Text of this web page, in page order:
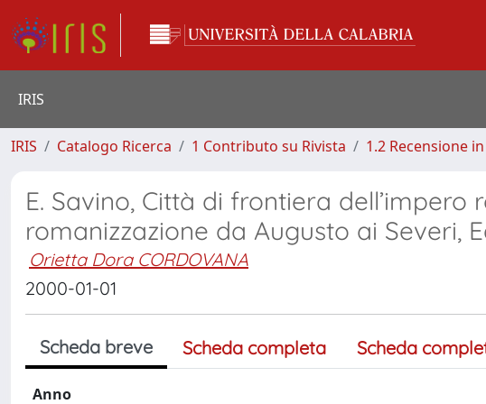
IRIS
IRIS Catalogo Ricerca 1 Contributo su Rivista 1.2 Recensione
E. Savino, Città di frontiera dell’impero
romanizzazione da Augusto ai Severi,
Orietta Dora CORDOVANA
2000-01-01
Scheda breve Scheda completa Scheda
Anno